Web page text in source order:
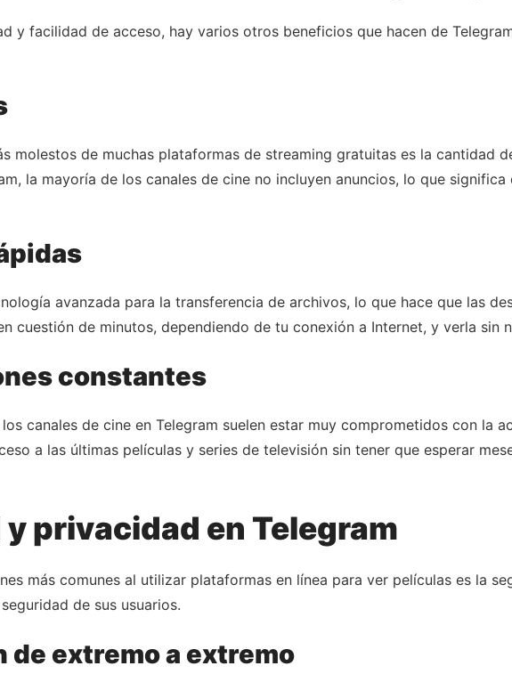
y facilidad de acceso, hay varios otros beneficios que hacen de
molestos de muchas plataformas de streaming gratuitas es la cantidad
la mayoría de los canales de cine no incluyen anuncios, lo que
avanzada para la transferencia de archivos, lo que hace que las
cuestión de minutos, dependiendo de tu conexión a Internet, y verla
constantes
canales de cine en Telegram suelen estar muy comprometidos con la
a las últimas películas y series de televisión sin tener que esperar
privacidad en Telegram
más comunes al utilizar plataformas en línea para ver películas es la
de sus usuarios.
de extremo a extremo